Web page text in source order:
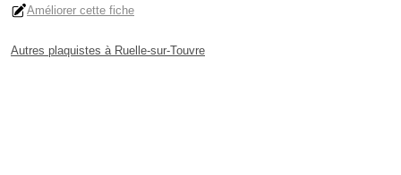
Améliorer cette fiche
Autres plaquistes à Ruelle-sur-Touvre